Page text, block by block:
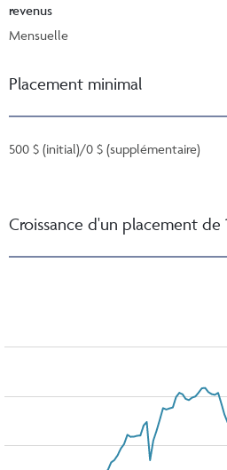
revenus
Mensuelle
Placement minimal
500 $ (initial)/0 $ (supplémentaire)
Croissance d'un placement de